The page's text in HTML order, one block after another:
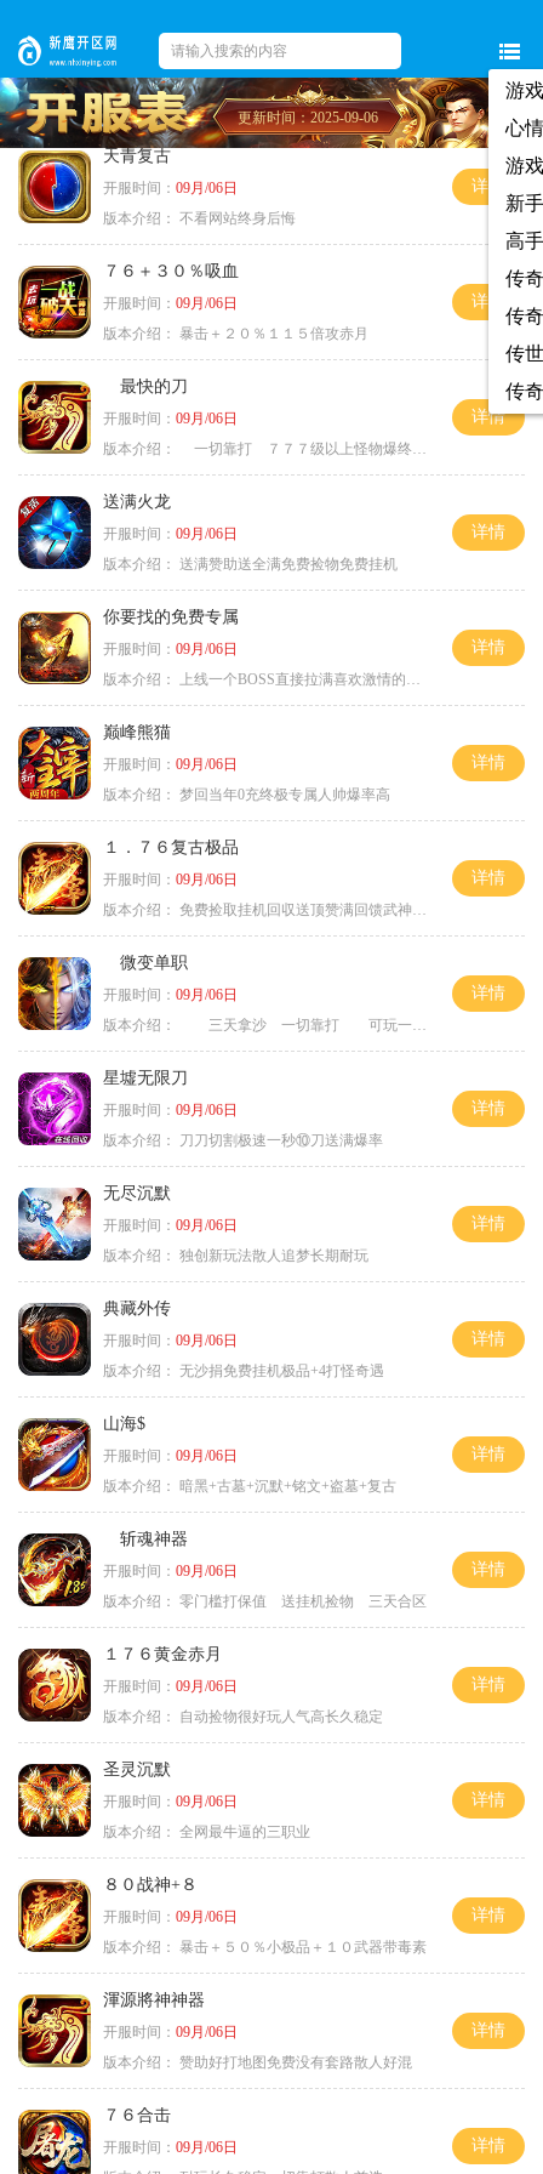
游
心
游
新
高
传
传
传
传
更新时间：2025-09-06
天青复古
开服时间： 09月/06日
版本介绍： 不看网站终身后悔
详情
７６＋３０％吸血
开服时间： 09月/06日
版本介绍： 暴击＋２０％１１５倍攻赤月
详情
最快的刀
开服时间： 09月/06日
版本介绍：
一切靠打 ７７７级以上怪物爆终极
详情
送满火龙
开服时间： 09月/06日
版本介绍： 送满赞助送全满免费捡物免费挂机
详情
你要找的免费专属
开服时间： 09月/06日
版本介绍：
上线一个BOSS直接拉满喜欢激情的朋友进
详情
巅峰熊猫
开服时间： 09月/06日
版本介绍： 梦回当年0充终极专属人帅爆率高
详情
１．７６复古极品
开服时间： 09月/06日
版本介绍： 免费捡取挂机回収送顶赞满回馈武神之力
详情
微变单职
开服时间： 09月/06日
版本介绍：
三天拿沙 一切靠打 可玩一年
详情
星墟无限刀
开服时间： 09月/06日
版本介绍：
刀刀切割极速一秒⑩刀送满爆率
详情
无尽沉默
开服时间： 09月/06日
版本介绍： 独创新玩法散人追梦长期耐玩
详情
典藏外传
开服时间： 09月/06日
版本介绍： 无沙捐免费挂机极品+4打怪奇遇
详情
山海$
开服时间： 09月/06日
版本介绍：
暗黑+古墓+沉默+铭文+盗墓+复古
详情
斩魂神器
开服时间： 09月/06日
版本介绍： 零门槛打保值 送挂机捡物 三天合区
详情
１７６黄金赤月
开服时间： 09月/06日
版本介绍：
自动捡物很好玩人气高长久稳定
详情
圣灵沉默
开服时间： 09月/06日
版本介绍： 全网最牛逼的三职业
详情
８０战神+８
开服时间： 09月/06日
版本介绍： 暴击＋５０％小极品＋１０武器带毒素
详情
渾源將神神器
开服时间： 09月/06日
版本介绍： 赞助好打地图免费没有套路散人好混
详情
７６合击
开服时间： 09月/06日
详情